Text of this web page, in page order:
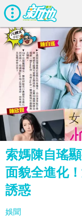
索媽陳自瑤
面貌全進化
誘惑
娛聞